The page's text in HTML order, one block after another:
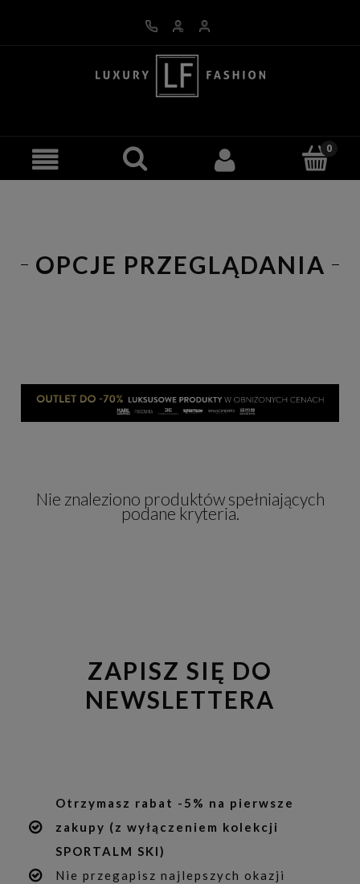
OPCJE PRZEGLĄDANIA
Nie znaleziono produktów spełniających
podane kryteria.
ZAPISZ SIĘ DO
NEWSLETTERA
Otrzymasz rabat -5% na pierwsze
zakupy (z wyłączeniem kolekcji
SPORTALM SKI)
Nie przegapisz najlepszych okazji